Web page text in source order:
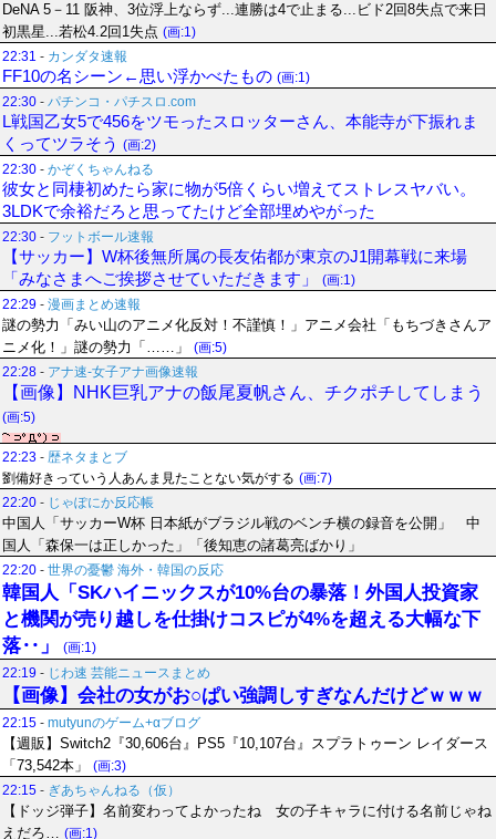
DeNA 5－11 阪神、3位浮上ならず...連勝は4で止まる...ビド2回8失点で来日
初黒星...若松4.2回1失点 (画:1)
22:31 - カンダタ速報
FF10の名シーン←思い浮かべたもの (画:1)
22:30 - パチンコ・パチスロ.com
L戦国乙女5で456をツモったスロッターさん、本能寺が下振れま
くってツラそう (画:2)
22:30 - かぞくちゃんねる
彼女と同棲初めたら家に物が5倍くらい増えてストレスヤバい。
3LDKで余裕だろと思ってたけど全部埋めやがった
22:30 - フットボール速報
【サッカー】W杯後無所属の長友佑都が東京のJ1開幕戦に来場
「みなさまへご挨拶させていただきます」
(画:1)
22:29 - 漫画まとめ速報
謎の勢力「みい山のアニメ化反対！不謹慎！」アニメ会社「もちづきさんア
ニメ化！」謎の勢力「……」
(画:5)
22:28 - アナ速‐女子アナ画像速報
【画像】NHK巨乳アナの飯尾夏帆さん、チクポチしてしまう
(画:5)
22:23 - 歴ネタまとブ
劉備好きっていう人あんま見たことない気がする (画:7)
22:20 - じゃぽにか反応帳
中国人「サッカーW杯 日本紙がブラジル戦のベンチ横の録音を公開」 中
国人「森保一は正しかった」「後知恵の諸葛亮ばかり」
22:20 - 世界の憂鬱 海外・韓国の反応
韓国人「SKハイニックスが10%台の暴落！外国人投資家
と機関が売り越しを仕掛けコスピが4%を超える大幅な下
落‥」
(画:1)
22:19 - じわ速 芸能ニュースまとめ
【画像】会社の女がお○ぱい強調しすぎなんだけどｗｗｗ
22:15 - mutyunのゲーム+αブログ
【週販】Switch2『30,606台』PS5『10,107台』スプラトゥーン レイダース
「73,542本」
(画:3)
22:15 - ぎあちゃんねる（仮）
【ドッジ弾子】名前変わってよかったね 女の子キャラに付ける名前じゃね
えだろ… (画:1)